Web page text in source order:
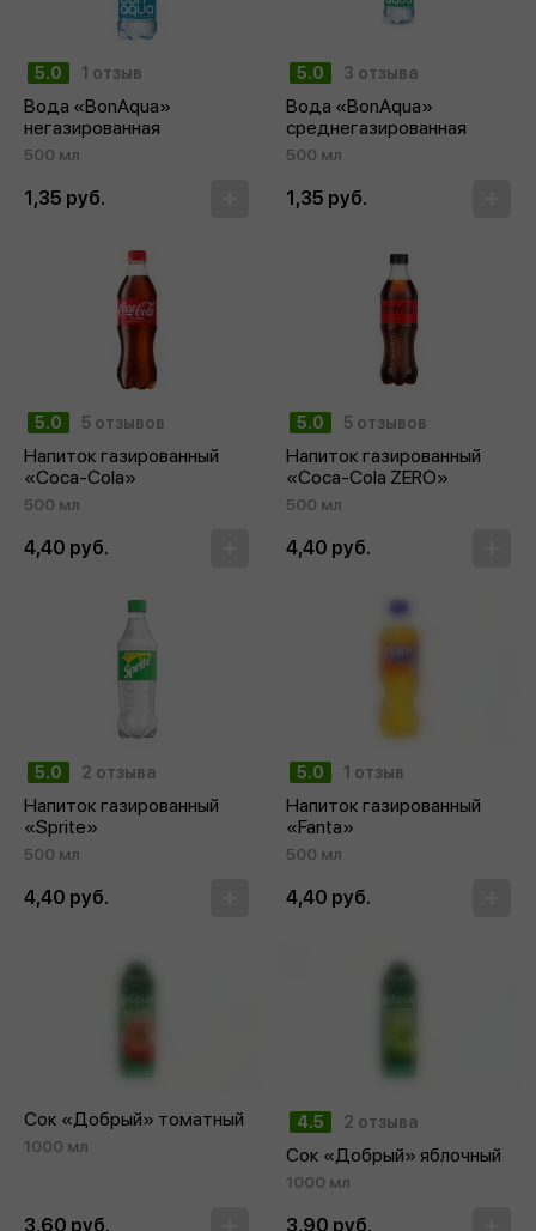
5.0 1 отзыв
Вода «BonAqua»
негазированная
500 мл
1,35 руб.
5.0 3 отзыва
Вода «BonAqua»
среднегазированная
500 мл
1,35 руб.
5.0 5 отзывов
Напиток газированный
«Coca‑Cola»
500 мл
4,40 руб.
5.0 5 отзывов
Напиток газированный
«Coca-Cola ZERO»
500 мл
4,40 руб.
5.0 2 отзыва
Напиток газированный
«Sprite»
500 мл
4,40 руб.
5.0 1 отзыв
Напиток газированный
«Fanta»
500 мл
4,40 руб.
Сок «Добрый» томатный
1000 мл
3,60 руб.
4.5 2 отзыва
Сок «Добрый» яблочный
1000 мл
3,90 руб.